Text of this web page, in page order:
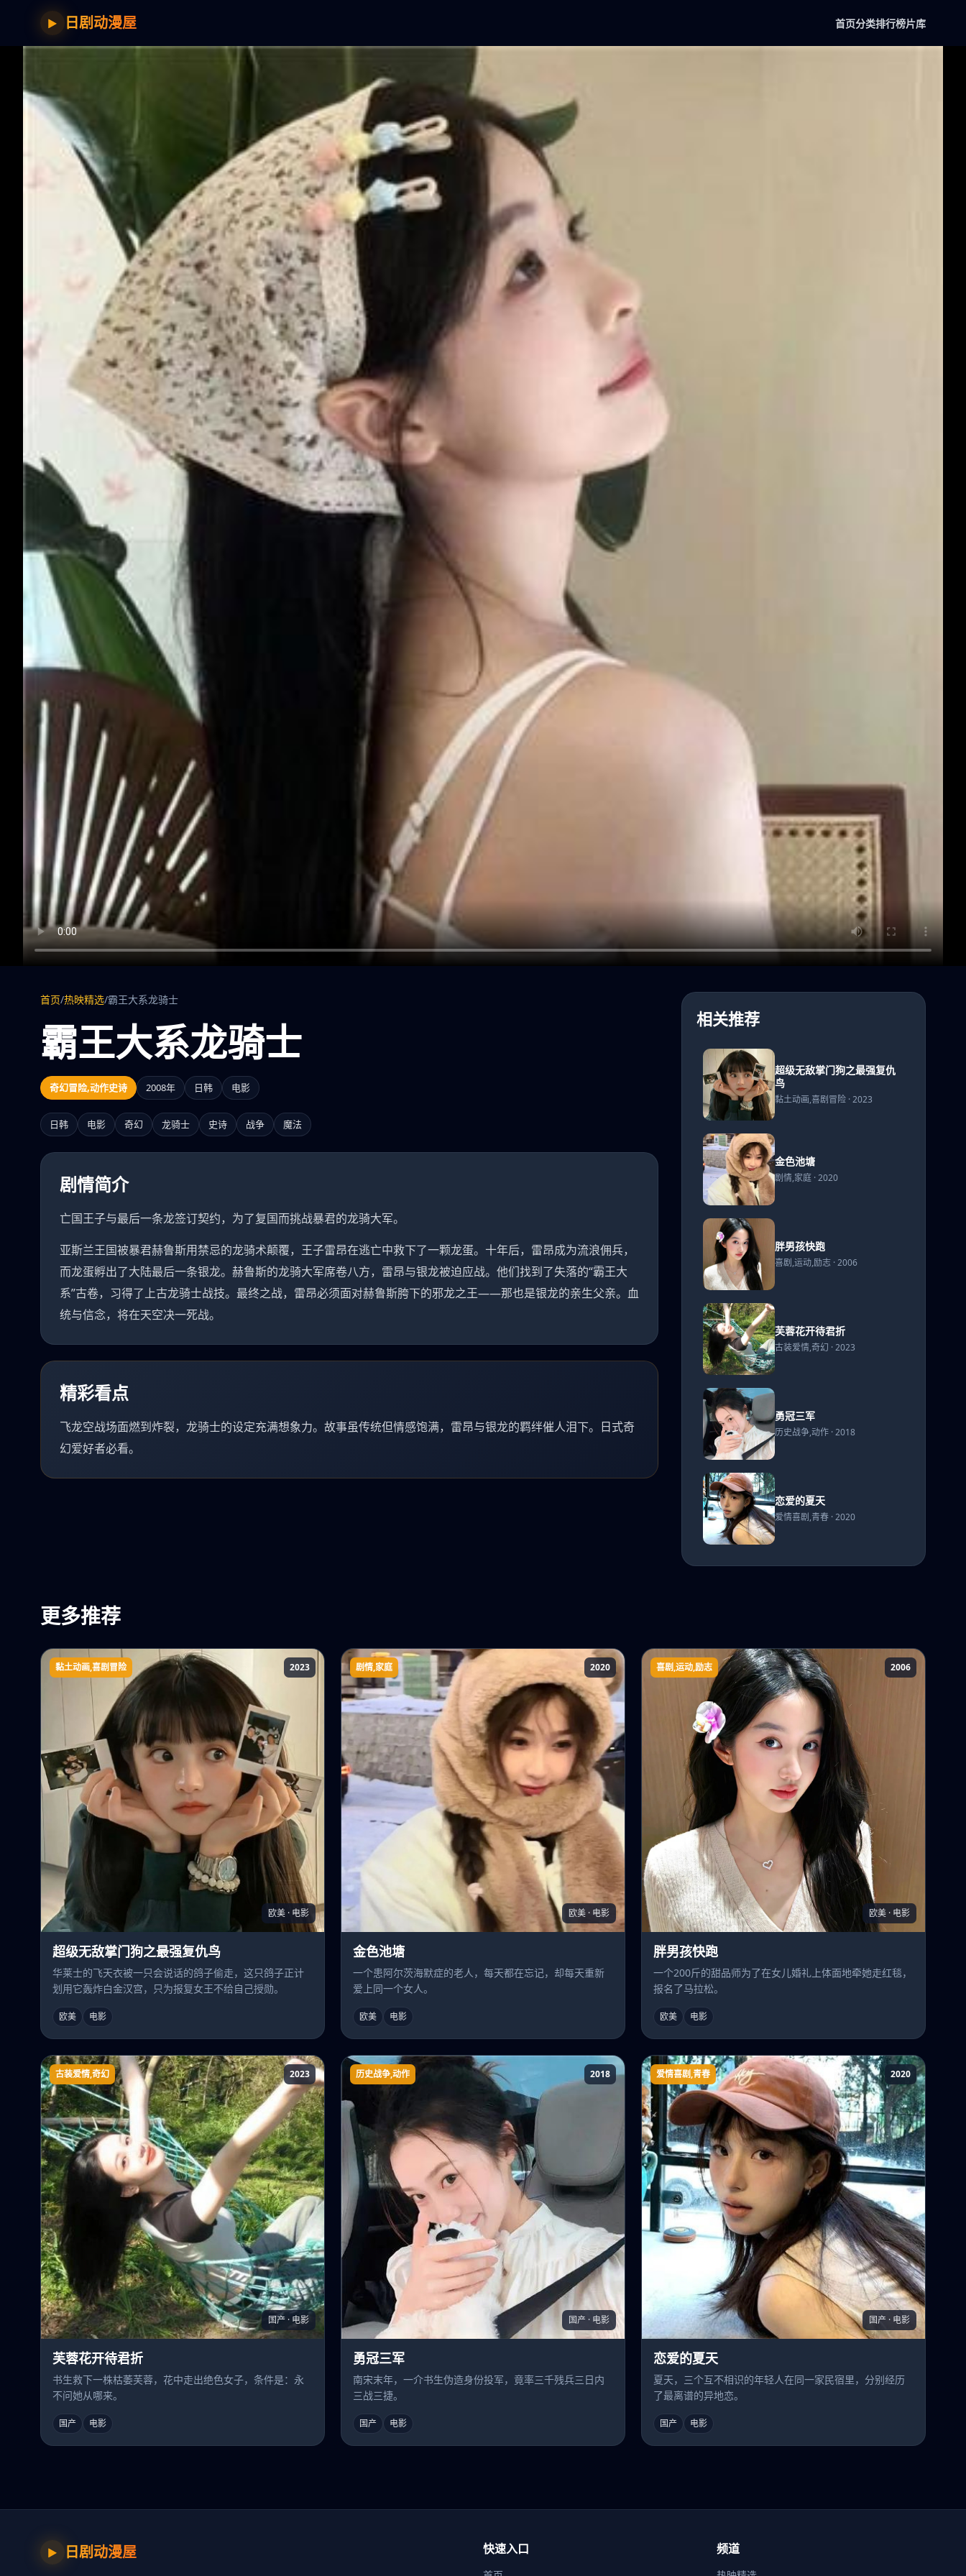
▶ 日剧动漫屋 首页分类排行榜片库
首页/热映精选/霸王大系龙骑士
霸王大系龙骑士
奇幻冒险,动作史诗 2008年 日韩 电影
日韩 电影 奇幻 龙骑士 史诗 战争 魔法
剧情简介
亡国王子与最后一条龙签订契约，为了复国而挑战暴君的龙骑大军。
亚斯兰王国被暴君赫鲁斯用禁忌的龙骑术颠覆，王子雷昂在逃亡中救下了一颗龙蛋。十年后，雷昂成为流浪佣兵，
而龙蛋孵出了大陆最后一条银龙。赫鲁斯的龙骑大军席卷八方，雷昂与银龙被迫应战。他们找到了失落的“霸王大
系”古卷，习得了上古龙骑士战技。最终之战，雷昂必须面对赫鲁斯胯下的邪龙之王——那也是银龙的亲生父亲。血
统与信念，将在天空决一死战。
精彩看点
飞龙空战场面燃到炸裂，龙骑士的设定充满想象力。故事虽传统但情感饱满，雷昂与银龙的羁绊催人泪下。日式奇
幻爱好者必看。
相关推荐
超级
无敌
掌门
狗之
最强
复仇
鸟
超级无敌掌门狗之最强复仇
鸟
黏土动画,喜剧冒险 · 2023
金色
池塘
金色池塘
剧情,家庭 · 2020
胖男
孩快
跑
胖男孩快跑
喜剧,运动,励志 · 2006
芙蓉
花开
待君
折
芙蓉花开待君折
古装爱情,奇幻 · 2023
勇冠
三军
勇冠三军
历史战争,动作 · 2018
恋爱
的夏
天
恋爱的夏天
爱情喜剧,青春 · 2020
更多推荐
超级无敌掌门狗之最强复仇鸟
黏土动画,喜剧冒险 2023
欧美 · 电影
超级无敌掌门狗之最强复仇鸟
华莱士的飞天衣被一只会说话的鸽子偷走，这只鸽子正计
划用它轰炸白金汉宫，只为报复女王不给自己授勋。
欧美 电影
金色池塘
剧情,家庭 2020
欧美 · 电影
金色池塘
一个患阿尔茨海默症的老人，每天都在忘记，却每天重新
爱上同一个女人。
欧美 电影
胖男孩快跑
喜剧,运动,励志 2006
欧美 · 电影
胖男孩快跑
一个200斤的甜品师为了在女儿婚礼上体面地牵她走红毯，
报名了马拉松。
欧美 电影
芙蓉花开待君折
古装爱情,奇幻 2023
国产 · 电影
芙蓉花开待君折
书生救下一株枯萎芙蓉，花中走出绝色女子，条件是：永
不问她从哪来。
国产 电影
勇冠三军
历史战争,动作 2018
国产 · 电影
勇冠三军
南宋末年，一介书生伪造身份投军，竟率三千残兵三日内
三战三捷。
国产 电影
恋爱的夏天
爱情喜剧,青春 2020
国产 · 电影
恋爱的夏天
夏天，三个互不相识的年轻人在同一家民宿里，分别经历
了最离谱的异地恋。
国产 电影
▶ 日剧动漫屋 快速入口 频道